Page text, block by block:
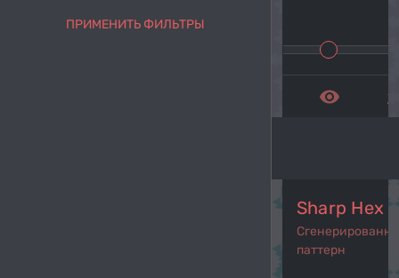
ПРИМЕНИТЬ ФИЛЬТРЫ
remove_red_eye
Sharp Hex
паттерн